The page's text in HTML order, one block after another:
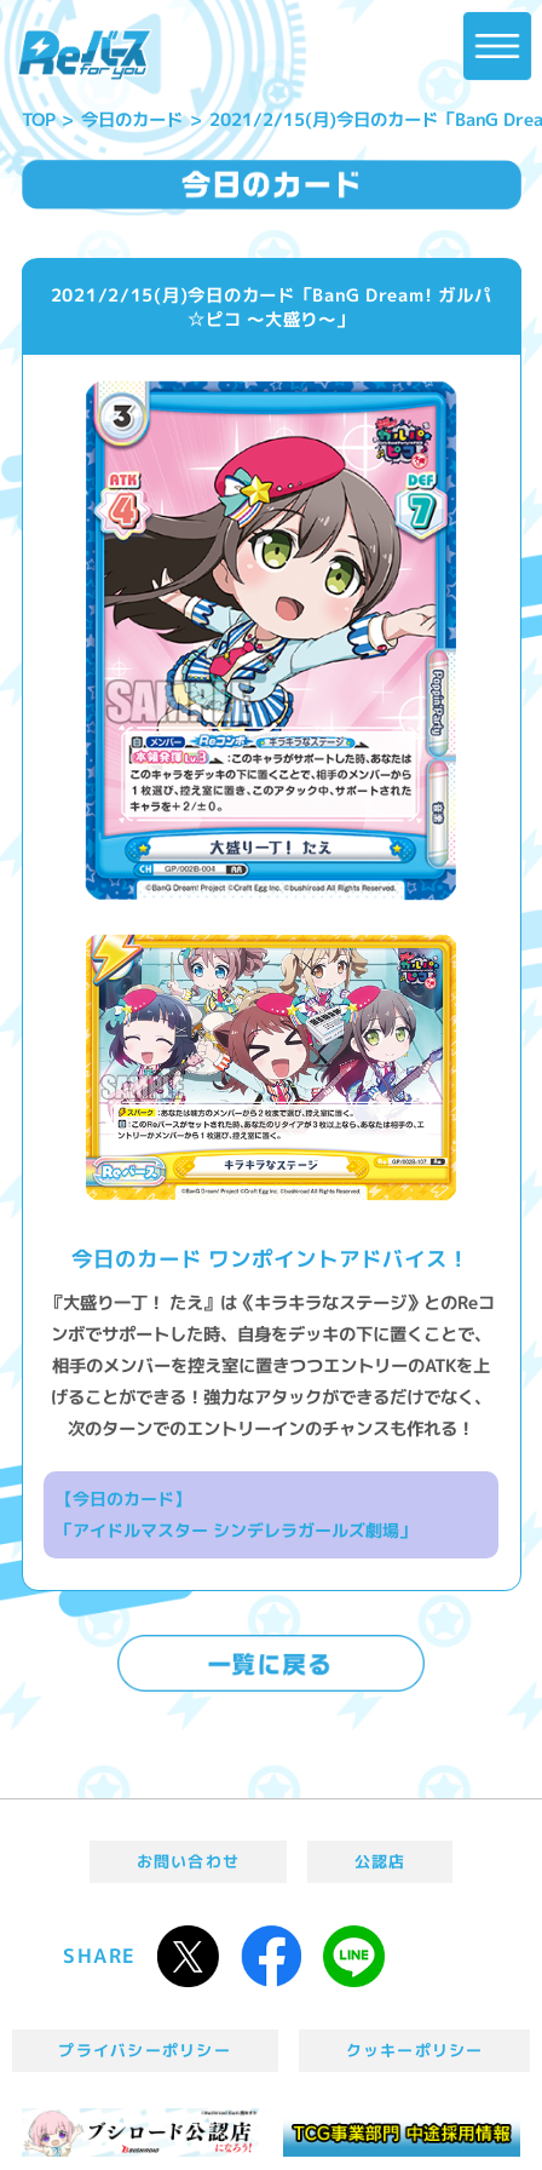
TOP 今日のカード 2021/2/15(月)今日のカード「BanG
2021/2/15(月)今日のカード「BanG Dream! ガルパ
☆ピコ ～大盛り～」
今日のカード ワンポイントアドバイス！
『大盛り一丁！ たえ』は《キラキラなステージ》とのReコ
ンボでサポートした時、自身をデッキの下に置くことで、
相手のメンバーを控え室に置きつつエントリーのATKを上
げることができる！強力なアタックができるだけでなく、
次のターンでのエントリーインのチャンスも作れる！
【今日のカード】
「アイドルマスター シンデレラガールズ劇場」
お問い合わせ 公認店
SHARE
プライバシーポリシー クッキーポリシー